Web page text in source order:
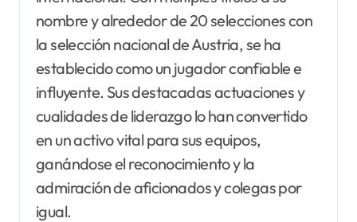
nombre y alrededor de 20 selecciones con
la selección nacional de Austria, se ha
establecido como un jugador confiable e
influyente. Sus destacadas actuaciones y
cualidades de liderazgo lo han convertido
en un activo vital para sus equipos,
ganándose el reconocimiento y la
admiración de aficionados y colegas por
igual.